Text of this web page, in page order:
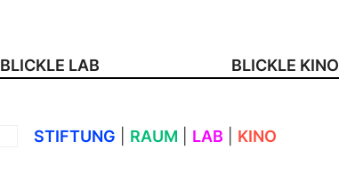
BLICKLE LAB BLICKLE KINO
STIFTUNG RAUM LAB
KINO